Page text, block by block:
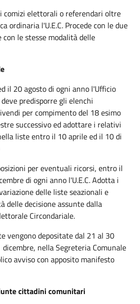
comizi elettorali o referendari oltre
ordinaria l'U.E.C. Procede con le due
le stesse modalità delle
il 20 agosto di ogni anno l'Ufficio
predisporre gli elenchi
per compimento del 18 esimo
successivo ed adottare i relativi
liste entro il 10 aprile ed il 10 di
per eventuali ricorsi, entro il
di ogni anno l'U.E.C. Adotta i
delle liste seazionali e
delle decisione assunte dalla
Circondariale.
vengono depositate dal 21 al 30
nella Segreteria Comunale
avviso con apposito manifesto
cittadini comunitari